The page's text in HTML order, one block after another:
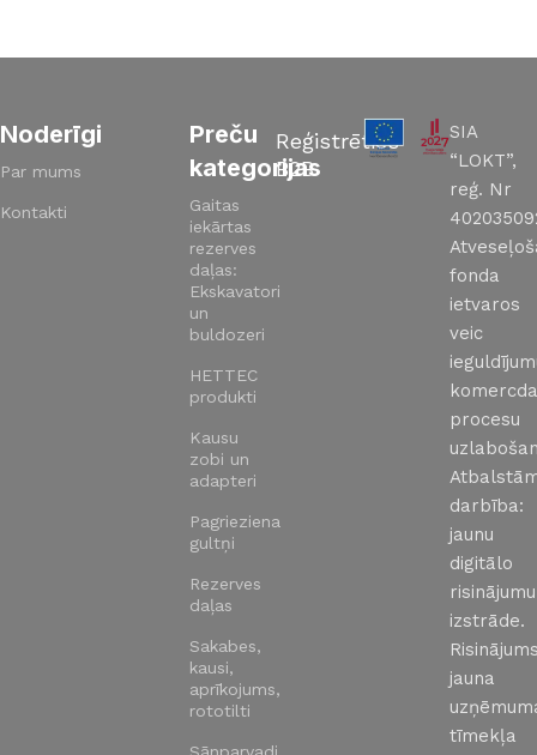
Noderīgi
Par mums
Kontakti
Preču
kategorijas
Gaitas
iekārtas
rezerves
daļas:
Ekskavatori
un
buldozeri
HETTEC
produkti
Kausu
zobi un
adapteri
Pagrieziena
gultņi
Rezerves
daļas
Sakabes,
kausi,
aprīkojums,
rototilti
Reģistrēties
B2B
SIA
“LOKT”,
reģ. Nr
fonda
ietvaros
veic
procesu
darbība:
jaunu
digitālo
risinājumu
izstrāde.
jauna
tīmekļa